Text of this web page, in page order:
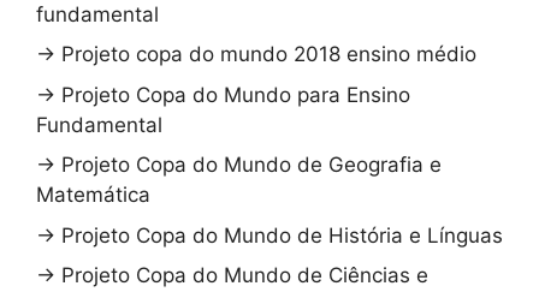
fundamental
→ Projeto copa do mundo 2018 ensino médio
→ Projeto Copa do Mundo para Ensino
Fundamental
→ Projeto Copa do Mundo de Geografia e
Matemática
→ Projeto Copa do Mundo de História e Línguas
→ Projeto Copa do Mundo de Ciências e